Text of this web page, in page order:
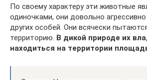
По своему характеру эти животные
одиночками, они довольно
других особей. Они всячески
территорию. В дикой природе их
находиться на территории